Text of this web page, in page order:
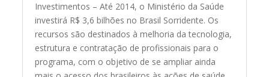
Investimentos – Até 2014, o Ministério da Saúde
investirá R$ 3,6 bilhões no Brasil Sorridente. Os
recursos são destinados à melhoria da tecnologia,
estrutura e contratação de profissionais para o
programa, com o objetivo de se ampliar ainda